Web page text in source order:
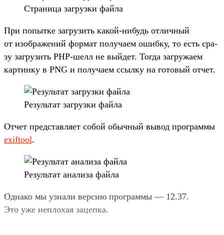
Стра­ница заг­рузки фай­ла
При попыт­ке заг­рузить какой‑нибудь отличный
от изоб­ражений фор­мат получа­ем ошиб­ку, то есть сра­
зу заг­рузить PHP-шелл не вый­дет. Тог­да заг­ружа­ем
кар­тинку в PNG и получа­ем ссыл­ку на готовый отчет.
Ре­зуль­тат заг­рузки фай­ла
От­чет пред­став­ляет собой обыч­ный вывод прог­раммы
exiftool.
Ре­зуль­тат ана­лиза фай­ла
Од­нако мы узна­ли вер­сию прог­раммы — 12.37.
Это уже неп­лохая зацеп­ка.